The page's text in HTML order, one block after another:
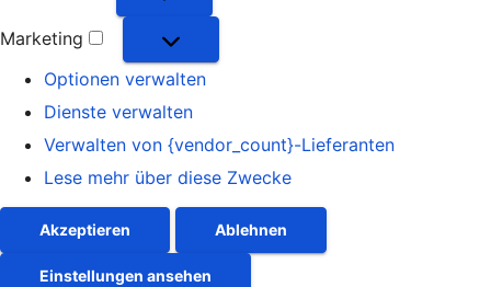
Statistics
Marketing
Marketing
Optionen verwalten
Dienste verwalten
Verwalten von {vendor_count}-Lieferanten
Lese mehr über diese Zwecke
Akzeptieren Ablehnen
Einstellungen ansehen